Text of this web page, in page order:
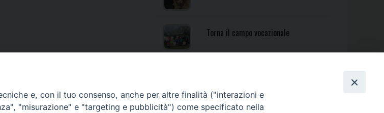
Torna il campo vocazionale
e, con il tuo consenso, anche per altre finalità ("interazioni e
"misurazione" e "targeting e pubblicità") come specificato nella